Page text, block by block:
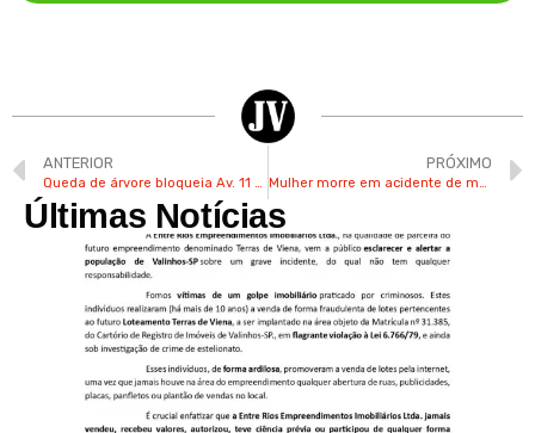
ANTERIOR
Queda de árvore bloqueia Av. 11 de Agosto em Valinhos
PRÓXIMO
Mulher morre em acidente de moto na Rod. dos Agricultores em Valinhos
Últimas Notícias